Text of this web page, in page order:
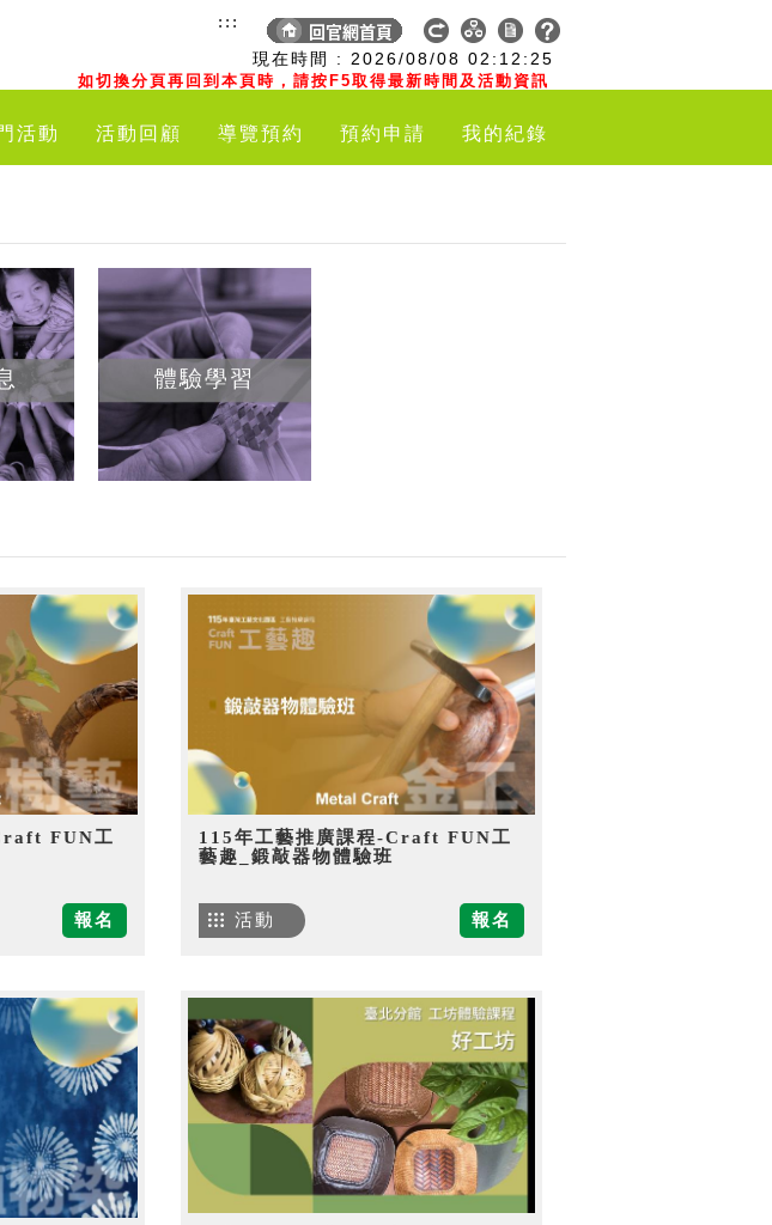
現在時間 : 2026/08/08 02:12:26
如切換分頁再回到本頁時，請按F5取得最新時間及活動資訊
:::
活動 活動回顧 導覽預約 預約申請 我的紀錄
體驗學習
FUN工
報名
115年工藝推廣課程-Craft FUN工
藝趣_鍛敲器物體驗班
報名
活動